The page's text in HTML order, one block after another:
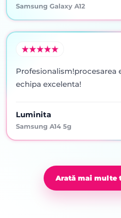
Samsung Galaxy A12
Profesionalism!procesarea
echipa excelenta!
Luminita
Samsung A14 5g
Arată mai multe